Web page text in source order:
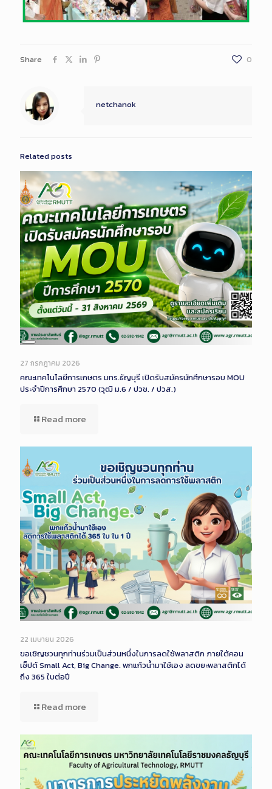
Share 0
netchanok
Related posts
Long
Description
27 กรกฎาคม 2026
คณะเทคโนโลยีการเกษตร มทร.ธัญบุรี เปิดรับสมัครนักศึกษารอบ MOU
ประจำปีการศึกษา 2570 (วุฒิ ม.6 / ปวช. / ปวส.)
Read more
22 เมษายน 2026
ขอเชิญชวนทุกท่านร่วมเป็นส่วนหนึ่งในการลดใช้พลาสติก ภายใต้คอน
เซ็ปต์ Small Act, Big Change. พกแก้วน้ำมาใช้เอง ลดขยะพลาสติกได้
ถึง 365 ใบต่อปี
Read more